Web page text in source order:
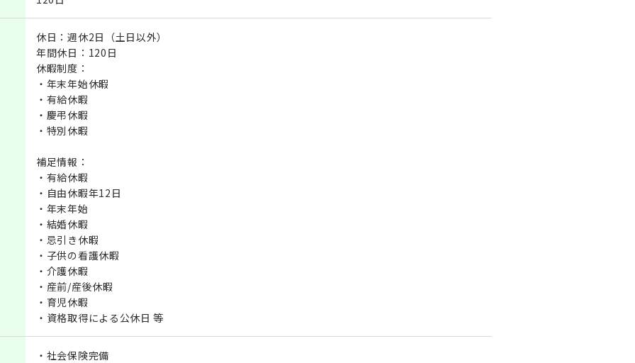
休日：週休2日（土日以外）
年間休日：120日
休暇制度：
・年末年始休暇
・有給休暇
・慶弔休暇
・特別休暇
補足情報：
・有給休暇
・自由休暇年12日
・年末年始
・結婚休暇
・忌引き休暇
・子供の看護休暇
・介護休暇
・産前/産後休暇
・育児休暇
・資格取得による公休日 等
・社会保険完備